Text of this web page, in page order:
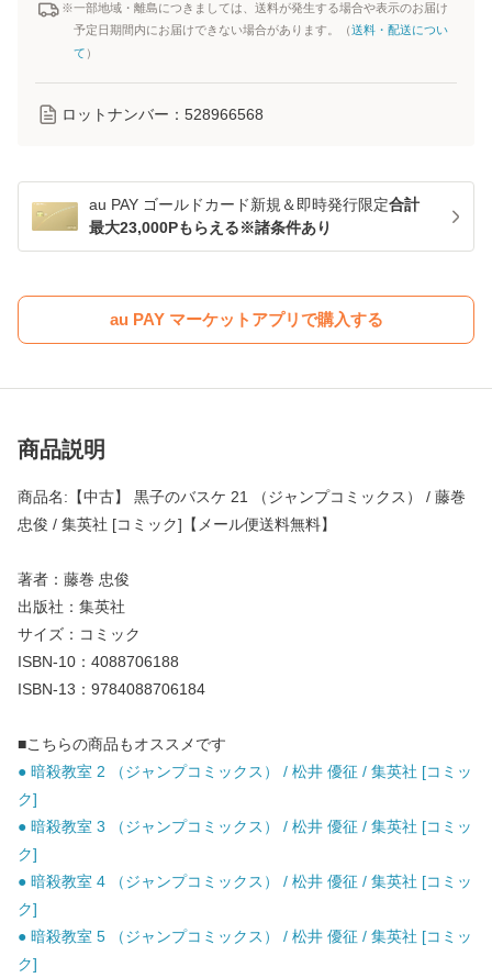
※一部地域・離島につきましては、送料が発生する場合や表示のお届け
予定日期間内にお届けできない場合があります。（送料・配送につい
て ）
ロットナンバー： 528966568
au PAY ゴールドカード新規＆即時発行限定合計
最大23,000Pもらえる※諸条件あり
au PAY マーケットアプリで購入する
商品説明
商品名:【中古】 黒子のバスケ 21 （ジャンプコミックス） / 藤巻
忠俊 / 集英社 [コミック]【メール便送料無料】
著者：藤巻 忠俊
出版社：集英社
サイズ：コミック
ISBN-10：4088706188
ISBN-13：9784088706184
■こちらの商品もオススメです
● 暗殺教室 2 （ジャンプコミックス） / 松井 優征 / 集英社 [コミッ
ク]
● 暗殺教室 3 （ジャンプコミックス） / 松井 優征 / 集英社 [コミッ
ク]
● 暗殺教室 4 （ジャンプコミックス） / 松井 優征 / 集英社 [コミッ
ク]
● 暗殺教室 5 （ジャンプコミックス） / 松井 優征 / 集英社 [コミッ
ク]